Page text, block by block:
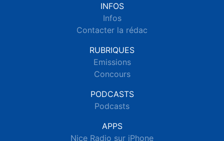
INFOS
Infos
Contacter la rédac
RUBRIQUES
Emissions
Concours
PODCASTS
Podcasts
APPS
Nice Radio sur iPhone